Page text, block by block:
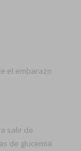
el embarazo
salir de
de glucemia